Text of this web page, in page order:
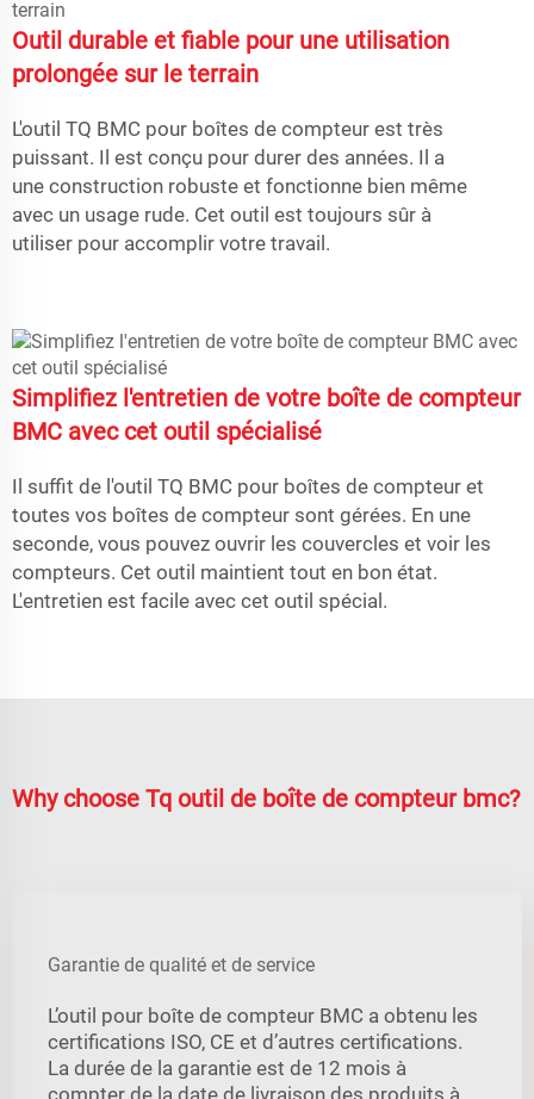
Outil durable et fiable pour une utilisation
prolongée sur le terrain
L'outil TQ BMC pour boîtes de compteur est très
puissant. Il est conçu pour durer des années. Il a
une construction robuste et fonctionne bien même
avec un usage rude. Cet outil est toujours sûr à
utiliser pour accomplir votre travail.
Simplifiez l'entretien de votre boîte de compteur
BMC avec cet outil spécialisé
Il suffit de l'outil TQ BMC pour boîtes de compteur et
toutes vos boîtes de compteur sont gérées. En une
seconde, vous pouvez ouvrir les couvercles et voir les
compteurs. Cet outil maintient tout en bon état.
L'entretien est facile avec cet outil spécial.
Why choose Tq outil de boîte de compteur bmc?
Garantie de qualité et de service
L’outil pour boîte de compteur BMC a obtenu les
certifications ISO, CE et d’autres certifications.
La durée de la garantie est de 12 mois à
compter de la date de livraison des produits à